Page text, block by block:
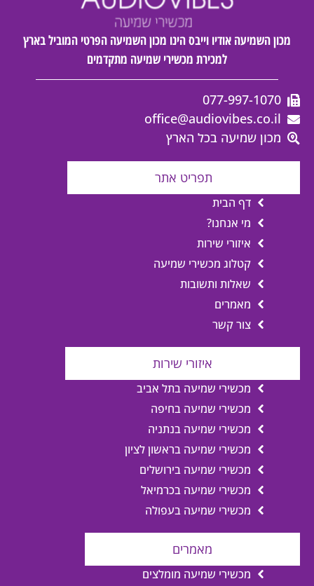
מכון השמיעה אודיו וייבס הינו מכון השמיעה הפרטי המוביל בארץ
למכירת מכשירי שמיעה מתקדמים
077-997-1070
office@audiovibes.co.il
מכון שמיעה בכל הארץ
תפריט אתר
דף הבית
מי אנחנו?
איזורי שירות
קטלוג מכשירי שמיעה
שאלות ותשובות
מאמרים
צור קשר
איזורי שירות
מכשירי שמיעה בתל אביב
מכשירי שמיעה בחיפה
מכשירי שמיעה בנתניה
מכשירי שמיעה בראשון לציון
מכשירי שמיעה בירושלים
מכשירי שמיעה בכרמיאל
מכשירי שמיעה בעפולה
מאמרים
מכשירי שמיעה מומלצים